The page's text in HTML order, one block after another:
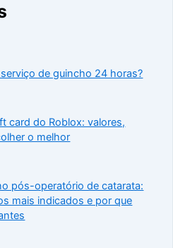
de guincho 24 horas?
card do Roblox: valores,
o melhor
pós-operatório de catarata:
mais indicados e por que